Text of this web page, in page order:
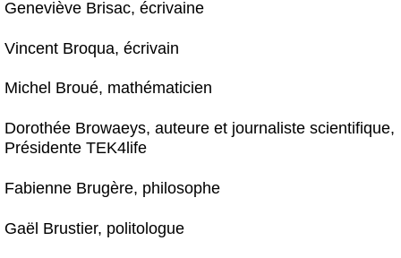
Geneviève Brisac, écrivaine
Vincent Broqua, écrivain
Michel Broué, mathématicien
Dorothée Browaeys, auteure et journaliste scientifique,
Présidente TEK4life
Fabienne Brugère, philosophe
Gaël Brustier, politologue